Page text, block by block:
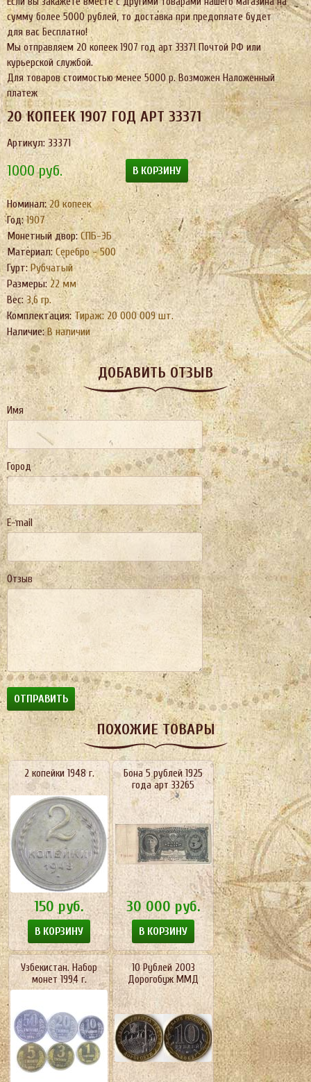
сумму более 5000 рублей, то доставка при предоплате будет
для вас Бесплатно!
Мы отправляем 20 копеек 1907 год арт 33371 Почтой РФ или
курьерской службой.
Для товаров стоимостью менее 5000 р. Возможен Наложенный
платеж
20 КОПЕЕК 1907 ГОД АРТ 33371
Артикул: 33371
1000 руб. В КОРЗИНУ
Номинал:20 копеек
Год:1907
Монетный двор:СПБ-ЭБ
Материал:Серебро - 500
Гурт:Рубчатый
Размеры: 22 мм
Вес:3,6 гр.
Комплектация:Тираж: 20 000 009 шт.
Наличие:В наличии
ДОБАВИТЬ ОТЗЫВ
Имя
Город
E-mail
Отзыв
ПОХОЖИЕ ТОВАРЫ
2 копейки 1948 г.
150 руб.
В КОРЗИНУ
Бона 5 рублей 1925
года арт 33265
30 000 руб.
В КОРЗИНУ
Узбекистан. Набор
монет 1994 г.
10 Рyблeй 2003
Дoрoгoбyж ММД